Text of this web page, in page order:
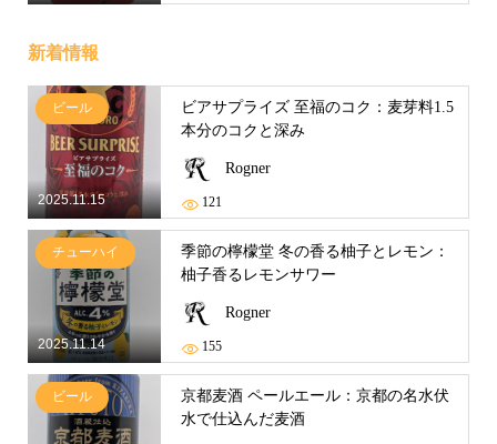
新着情報
2025.11.15
ビール
ビアサプライズ 至福のコク：麦芽料1.5
本分のコクと深み
Rogner
121
2025.11.14
チューハイ
季節の檸檬堂 冬の香る柚子とレモン：
柚子香るレモンサワー
Rogner
155
ビール
京都麦酒 ペールエール：京都の名水伏
水で仕込んだ麦酒